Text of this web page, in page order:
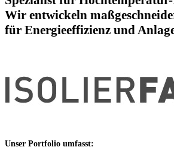
Wir entwickeln
für Energieeffizienz und
Unser Portfolio umfasst: